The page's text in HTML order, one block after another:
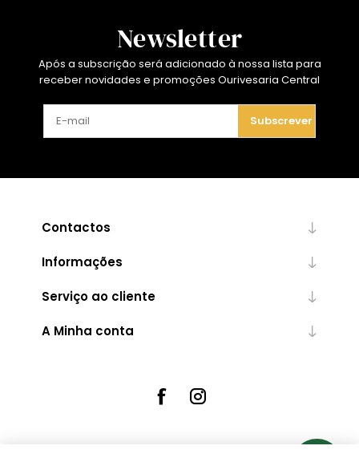
Newsletter
Após a subscrição será adicionado à nossa lista para
receber novidades e promoções Ourivesaria Central
Subscrever
Contactos
Informações
Serviço ao cliente
A Minha conta